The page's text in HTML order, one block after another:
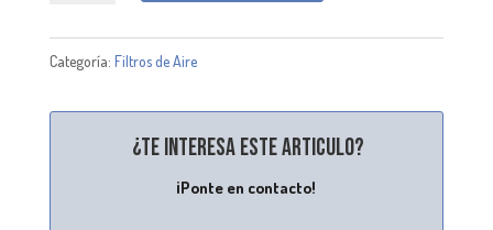
Categoría: Filtros de Aire
¿Te interesa este articulo?
¡Ponte en contacto!